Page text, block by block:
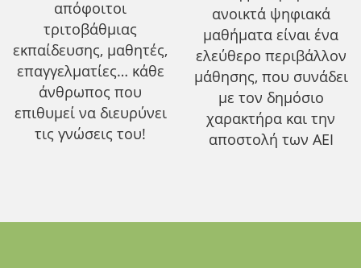
απόφοιτοι
τριτοβάθμιας
εκπαίδευσης, μαθητές,
επαγγελματίες… κάθε
άνθρωπος που
επιθυμεί να διευρύνει
τις γνώσεις του!
ανοικτά ψηφιακά
μαθήματα είναι ένα
ελεύθερο περιβάλλον
μάθησης, που συνάδει
με τον δημόσιο
χαρακτήρα και την
αποστολή των ΑΕΙ